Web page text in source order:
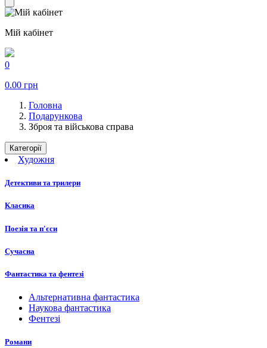
Мій кабінет
0
0.00 грн
Головна
Подарункова
Зброя та військова справа
Категорії
Художня
Детективи та трилери
Класика
Поезія та п'єси
Сучасна
Фантастика та фентезі
Альтернативна фантастика
Наукова фантастика
Фентезі
Романи